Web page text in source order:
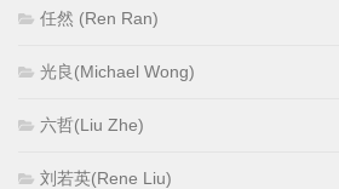
任然 (Ren Ran)
光良(Michael Wong)
六哲(Liu Zhe)
刘若英(Rene Liu)